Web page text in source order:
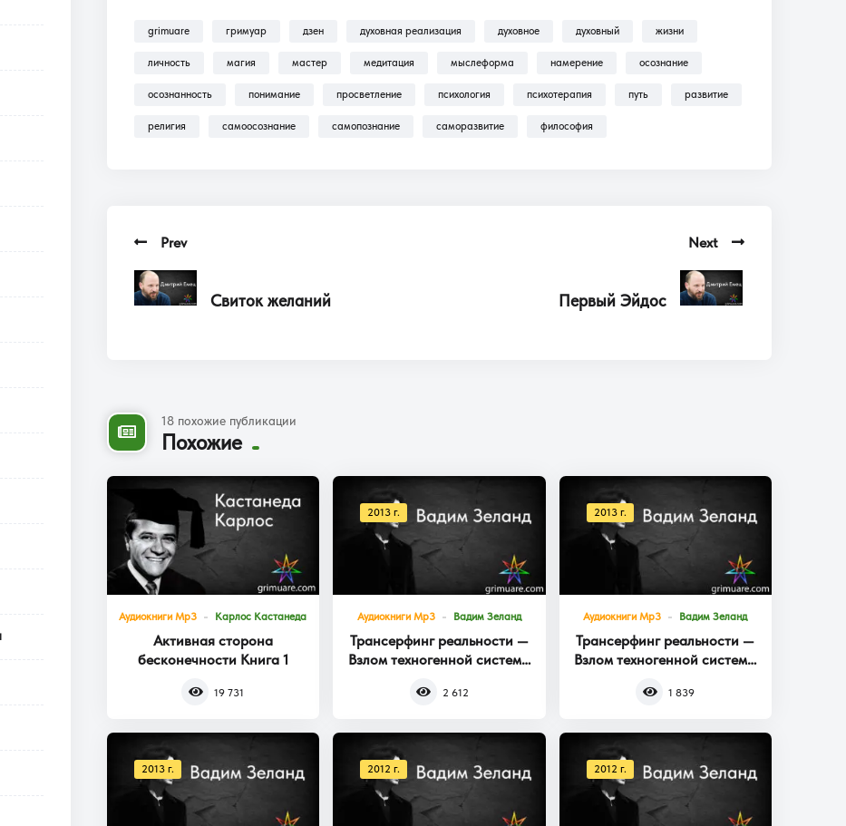
grimuare гримуар дзен духовная реализация духовное духовный жизни
личность магия мастер медитация мыслеформа намерение осознание
осознанность понимание просветление психология психотерапия путь развитие
религия самоосознание самопознание саморазвитие философия
Prev
Свиток желаний
Next
Первый Эйдос
18 похожие публикации
Похожие
Аудиокниги Mp3 Карлос Кастанеда
Активная сторона
бесконечности Книга 1
19 731
2013 г.
Аудиокниги Mp3 Вадим Зеланд
Трансерфинг реальности —
Взлом техногенной системы
2 612
2013 г.
Аудиокниги Mp3 Вадим Зеланд
Трансерфинг реальности —
Взлом техногенной системы
1 839
2013 г. 2012 г. 2012 г.